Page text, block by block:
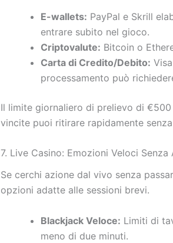
E-wallets: PayPal e Skrill
entrare subito nel gioco.
Criptovalute: Bitcoin o
Carta di Credito/Debito:
processamento può
Il limite giornaliero di prelievo di
vincite puoi ritirare rapidamente
7. Live Casino: Emozioni Veloci Senza
Se cerchi azione dal vivo senza
opzioni adatte alle sessioni brevi.
Blackjack Veloce: Limiti di
meno di due minuti.